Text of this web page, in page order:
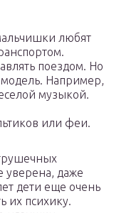
любят
поездом. Но
Например,
музыкой.
или феи.
уверена, даже
дети еще очень
их психику.